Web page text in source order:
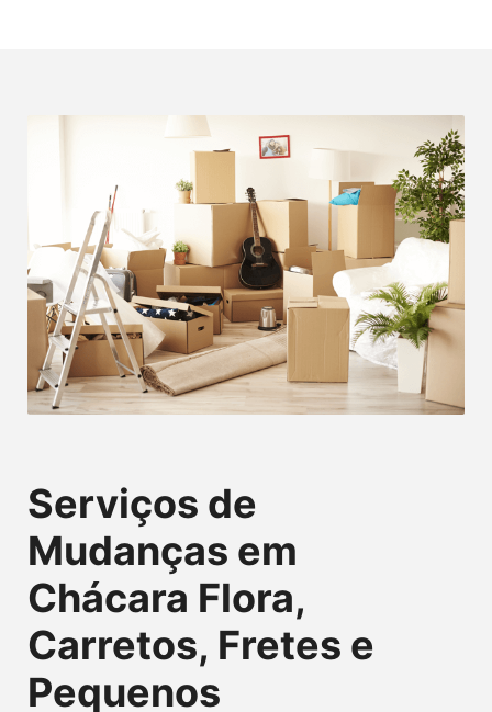
Serviços de
Mudanças em
Chácara Flora,
Carretos, Fretes e
Pequenos